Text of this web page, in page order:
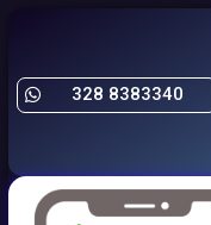
328 8383340